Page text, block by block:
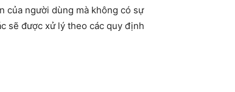
của người dùng mà không có sự
sẽ được xử lý theo các quy định